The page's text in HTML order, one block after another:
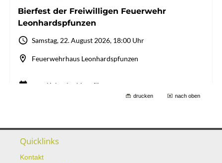
drucken nach oben
Quicklinks
Kontakt